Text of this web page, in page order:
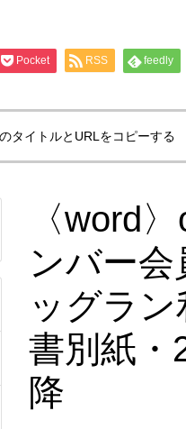
Pocket RSS feedly
タイトルとURLをコピーする
〈word
ンバー会
ッグラ
書別紙・
降